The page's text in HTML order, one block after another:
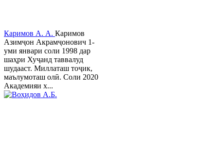
Каримов А. А. Каримов
Азимҷон Акрамҷонович 1-
уми январи соли 1998 дар
шаҳри Хуҷанд таввалуд
шудааст. Миллаташ тоҷик,
маълумоташ олӣ. Соли 2020
Академияи х...